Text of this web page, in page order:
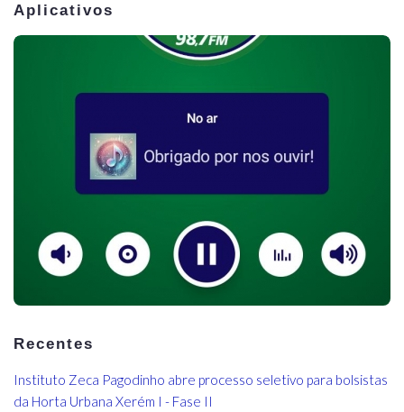
Aplicativos
Recentes
Instituto Zeca Pagodinho abre processo seletivo para bolsistas
da Horta Urbana Xerém I - Fase II